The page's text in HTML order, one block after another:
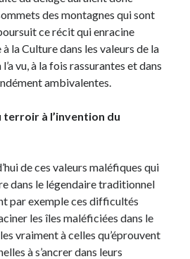
des montagnes qui sont
ce récit qui enracine
la Culture dans les valeurs de la
vu, à la fois rassurantes et dans
ambivalentes.
terroir à l’invention du
de ces valeurs maléfiques qui
dans le légendaire traditionnel
par exemple ces difficultés
les îles maléficiées dans le
vraiment à celles qu’éprouvent
à s’ancrer dans leurs